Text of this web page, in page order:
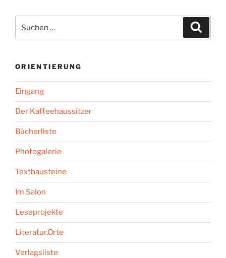
nach:
ORIENTIERUNG
Eingang
Der Kaffeehaussitzer
Bücherliste
Photogalerie
Textbausteine
Im Salon
Leseprojekte
Literatur.Orte
Verlagsliste